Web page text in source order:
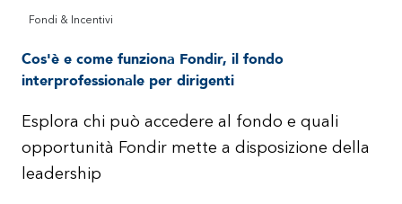
Fondi & Incentivi
Cos'è e come funziona Fondir, il fondo
interprofessionale per dirigenti
Esplora chi può accedere al fondo e quali
opportunità Fondir mette a disposizione della
leadership